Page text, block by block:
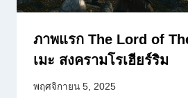
ภาพแรก The Lord of
เมะ สงครามโรเฮียร์ริม
พฤศจิกายน 5, 2025